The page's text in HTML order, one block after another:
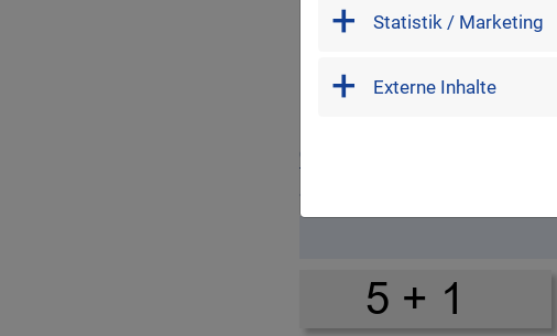
Datenschutz*
Ich habe die
Daten zur Beantwortung
Captcha
Statistik / Marketing
Externe Inhalte